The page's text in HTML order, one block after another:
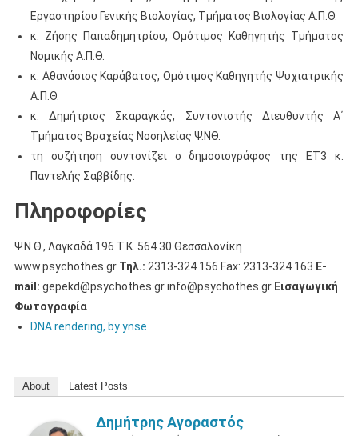
Εργαστηρίου Γενικής Βιολογίας, Τμήματος Βιολογίας Α.Π.Θ.
κ. Ζήσης Παπαδημητρίου, Ομότιμος Καθηγητής Τμήματος
Νομικής Α.Π.Θ.
κ. Αθανάσιος Καράβατος, Ομότιμος Καθηγητής Ψυχιατρικής
Α.Π.Θ.
κ. Δημήτριος Σκαραγκάς, Συντονιστής Διευθυντής Α΄
Τμήματος Βραχείας Νοσηλείας Ψ.ΝΘ.
τη συζήτηση συντονίζει ο δημοσιογράφος της ΕΤ3 κ.
Παντελής Σαββίδης.
Πληροφορίες
Ψ.Ν.Θ., Λαγκαδά 196 Τ.Κ. 564 30 Θεσσαλονίκη
www.psychothes.gr Τηλ.: 2313-324 156 Fax: 2313-324 163 E-
mail: gepekd@psychothes.gr info@psychothes.gr Εισαγωγική
Φωτογραφία
DNA rendering, by ynse
About Latest Posts
Δημήτρης Αγοραστός